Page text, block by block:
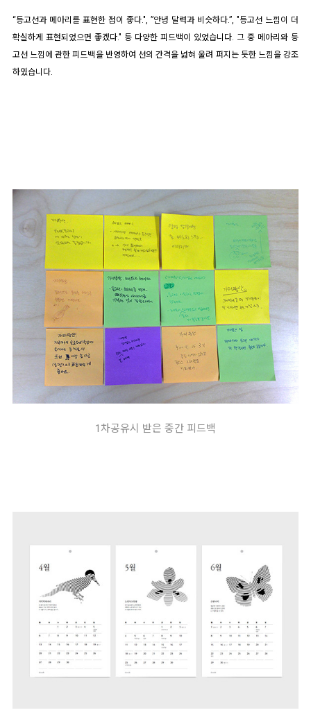
“등고선과 메아리를 표현한 점이 좋다.", ”안녕 달력과 비슷하다.”, "등고선 느낌이 더
확실하게 표현되었으면 좋겠다." 등 다양한 피드백이 있었습니다. 그 중 메아리와 등
고선 느낌에 관한 피드백을 반영하여 선의 간격을 넓혀 울려 퍼지는 듯한 느낌을 강조
하였습니다.
1차공유시 받은 중간 피드백